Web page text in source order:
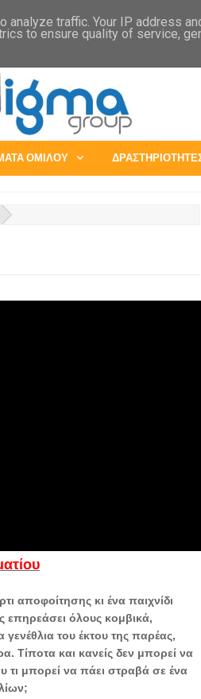
- ABROAD SERVICES
ΟΜΙΛΟΥ
αποφοίτησης κι ένα παιχνίδι
επηρεάσει όλους κομβικά,
του έκτου της παρέας,
Τίποτα και κανείς δεν μπορεί να
τι μπορεί να πάει στραβά σε ένα
traffic. Your IP address
to ensure quality of service,